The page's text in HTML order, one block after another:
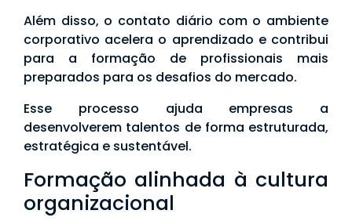
Além disso, o contato diário com o ambiente
corporativo acelera o aprendizado e contribui
para a formação de profissionais mais
preparados para os desafios do mercado.
Esse processo ajuda empresas a
desenvolverem talentos de forma estruturada,
estratégica e sustentável.
Formação alinhada à cultura
organizacional